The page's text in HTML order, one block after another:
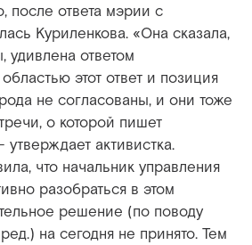
после ответа мэрии с
Куриленкова. «Она сказала,
удивлена ответом
этот ответ и позиция
не согласованы, и они тоже
о которой пишет
активистка.
что начальник управления
разобраться в этом
решение (по поводу
на сегодня не принято. Тем